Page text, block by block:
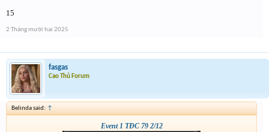
15
2 Tháng mười hai 2025
fasgas
Cao Thủ Forum
Belinda said: ↑
Event 1 TĐC 79 2/12